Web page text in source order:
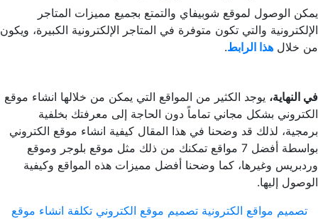
يمكن الوصول لموقع شوبيفاي والتمتع بجميع مميزات المتاجر
الإلكترونية والتي تكون متوفرة في المتاجر الإلكترونية الكبيرة، ويكون
من خلال هذا الرابط.
في النهاية، يوجد الكثير من المواقع التي يمكن من خلالها انشاء موقع
الكتروني بشكل مجاني تماماً دون الحاجة إلى معرفتك بخلفية
برمجية، لذلك قد وضحنا في هذا المقال كيفية انشاء موقع الكتروني
بواسطة أفضل 7 مواقع تمكنك من ذلك مثل موقع بلوجر وموقع
وردبريس وغيرها، كما وضحنا أفضل مميزات هذه المواقع وكيفية
الوصول إليها.
تصميم مواقع الكترونية تصميم موقع الكتروني تكلفة انشاء موقع